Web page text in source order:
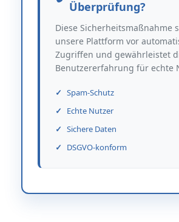
Überprüfung?
Diese Sicherheitsmaßnahme
unsere Plattform vor
Zugriffen und gewährleistet
Benutzererfahrung für echte
Spam-Schutz
Echte Nutzer
Sichere Daten
DSGVO-konform